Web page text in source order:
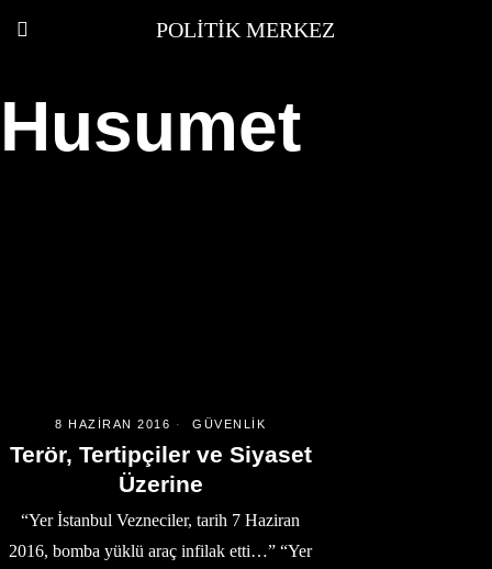
POLITIK MERKEZ
Husumet
8 HAZIRAN 2016 GÜVENLIK
Terör, Tertipçiler ve Siyaset
Üzerine
“Yer İstanbul Vezneciler, tarih 7 Haziran
2016, bomba yüklü araç infilak etti…” “Yer